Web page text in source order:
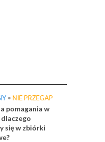
• NIE PRZEGAP
pomagania w
się w zbiórki